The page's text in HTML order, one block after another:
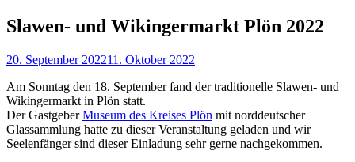
Slawen- und Wikingermarkt Plön 2022
Posted
20. September 202211. Oktober 2022
Am Sonntag den 18. September fand der traditionelle Slawen- und
Wikingermarkt in Plön statt.
Der GastgeberMuseum des Kreises Plön mit norddeutscher
Glassammlung hatte zu dieser Veranstaltung geladen und wir
Seelenfänger sind dieser Einladung sehr gerne nachgekommen.